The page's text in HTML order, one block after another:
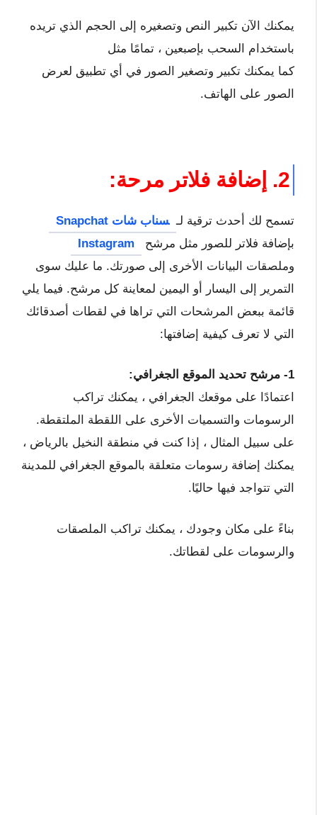
يمكنك الآن تكبير النص وتصغيره إلى الحجم الذي تريده
باستخدام السحب بإصبعين ، تمامًا مثل
كما يمكنك تكبير وتصغير الصور في أي تطبيق لعرض
الصور على الهاتف.
2. إضافة فلاتر مرحة:
تسمح لك أحدث ترقية لـ سناب شات Snapchat
بإضافة فلاتر للصور مثل مرشح
Instagram
وملصقات البيانات الأخرى إلى صورتك. ما عليك سوى
التمرير إلى اليسار أو اليمين لمعاينة كل مرشح. فيما يلي
قائمة ببعض المرشحات التي تراها في لقطات أصدقائك
التي لا تعرف كيفية إضافتها:
1- مرشح تحديد الموقع الجغرافي:
اعتمادًا على موقعك الجغرافي ، يمكنك تراكب
الرسومات والتسميات الأخرى على اللقطة الملتقطة.
على سبيل المثال ، إذا كنت في منطقة النخيل بالرياض ،
يمكنك إضافة رسومات متعلقة بالموقع الجغرافي للمدينة
التي تتواجد فيها حاليًا.
بناءً على مكان وجودك ، يمكنك تراكب الملصقات
والرسومات على لقطاتك.